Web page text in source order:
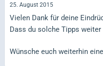
25. August 2015
Vielen Dank für deine
Dass du solche Tipps
Wünsche euch weiterhin